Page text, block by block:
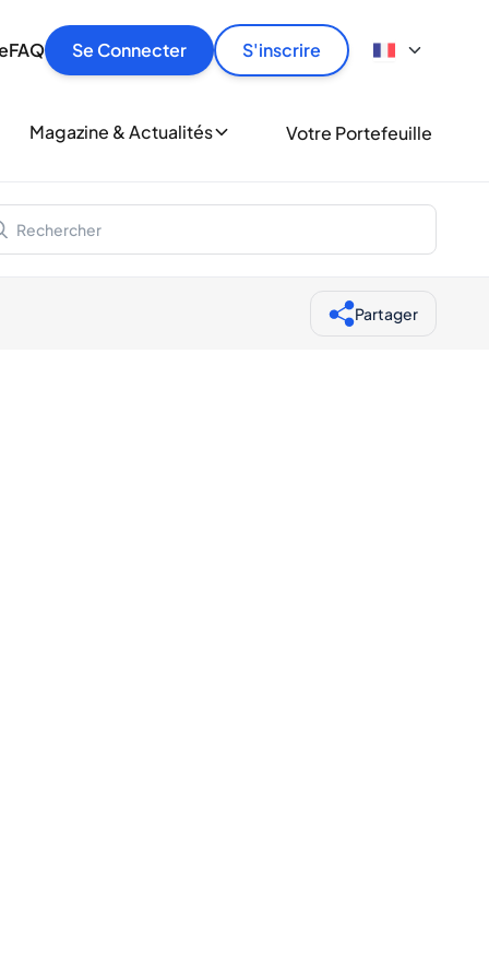
FAQ Se Connecter S'inscrire
en toute sécurité et au meilleur prix.
d'amateurs de whisky et de spiritueux.
Magazine & Actualités Votre Portefeuille
Partager